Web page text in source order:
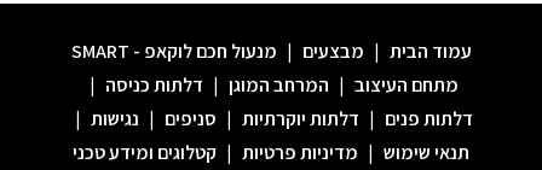
עמוד הבית | מבצעים | מנעול חכם לוקאפ - SMART
מתחם העיצוב | המרחב המוגן | דלתות כניסה |
דלתות פנים | דלתות יוקרתיות | סניפים | נגישות |
תנאי שימוש | מדיניות פרטיות | קטלוגים ומידע טכני